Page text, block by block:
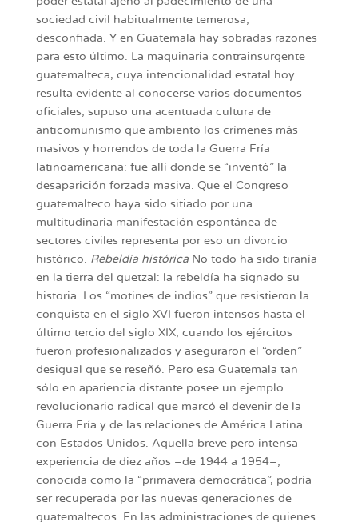
sociedad civil habitualmente temerosa,
desconfiada. Y en Guatemala hay sobradas razones
para esto último. La maquinaria contrainsurgente
guatemalteca, cuya intencionalidad estatal hoy
resulta evidente al conocerse varios documentos
oficiales, supuso una acentuada cultura de
anticomunismo que ambientó los crímenes más
masivos y horrendos de toda la Guerra Fría
latinoamericana: fue allí donde se “inventó” la
desaparición forzada masiva. Que el Congreso
guatemalteco haya sido sitiado por una
multitudinaria manifestación espontánea de
sectores civiles representa por eso un divorcio
histórico. Rebeldía históricaNo todo ha sido tiranía
en la tierra del quetzal: la rebeldía ha signado su
historia. Los “motines de indios” que resistieron la
conquista en el siglo XVI fueron intensos hasta el
último tercio del siglo XIX, cuando los ejércitos
fueron profesionalizados y aseguraron el “orden”
desigual que se reseñó. Pero esa Guatemala tan
sólo en apariencia distante posee un ejemplo
revolucionario radical que marcó el devenir de la
Guerra Fría y de las relaciones de América Latina
con Estados Unidos. Aquella breve pero intensa
experiencia de diez años –de 1944 a 1954–,
conocida como la “primavera democrática”, podría
ser recuperada por las nuevas generaciones de
guatemaltecos. En las administraciones de quienes